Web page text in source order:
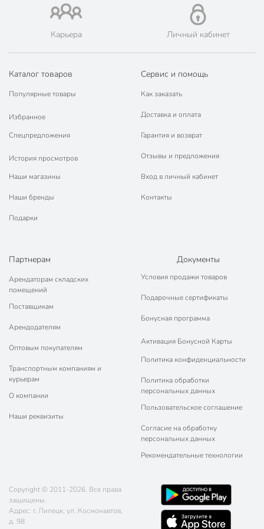
Карьера Личный кабинет
Каталог товаров
Популярные товары
Избранное
Спецпредложения
История просмотров
Наши магазины
Наши бренды
Подарки
Сервис и помощь
Как заказать
Доставка и оплата
Гарантия и возврат
Отзывы и предложения
Вход в личный кабинет
Контакты
Партнерам
Арендаторам складских
помещений
Поставщикам
Арендодателям
Оптовым покупателям
Транспортным компаниям и
курьерам
О компании
Наши реквизиты
Документы
Условия продажи товаров
Подарочные сертификаты
Бонусная программа
Активация Бонусной Карты
Политика конфиденциальности
Политика обработки
персональных данных
Пользовательское соглашение
Согласие на обработку
персональных данных
Рекомендательные технологии
Copyright © 2011-2026. Все права
защищены.
Адрес: г. Липецк, ул. Космонавтов,
д. 98